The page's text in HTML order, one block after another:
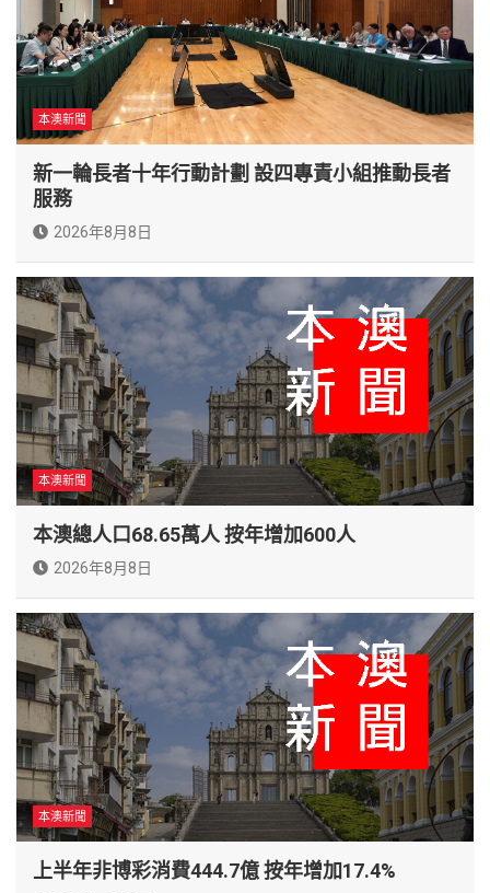
本澳新聞
新一輪長者十年行動計劃 設四專責小組推動長者
服務
2026年8月8日
本澳新聞
本澳總人口68.65萬人 按年增加600人
2026年8月8日
本澳新聞
上半年非博彩消費444.7億 按年增加17.4%